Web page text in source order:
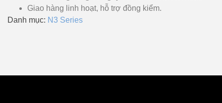
Giao hàng linh hoạt, hỗ trợ đồng kiểm.
Danh mục: N3 Series